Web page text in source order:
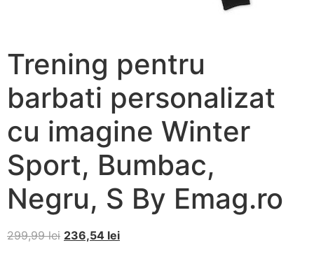
Trening pentru
barbati personalizat
cu imagine Winter
Sport, Bumbac,
Negru, S By Emag.ro
299,99lei 236,54 lei